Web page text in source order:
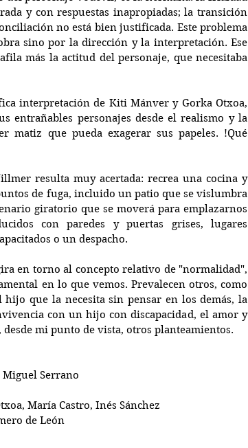
y con respuestas inapropiadas; la transición
no está bien justificada. Este problema
sino por la dirección y la interpretación. Ese
más la actitud del personaje, que necesitaba
interpretación de Kiti Mánver y Gorka Otxoa,
entrañables personajes desde el realismo y la
matiz que pueda exagerar sus papeles. !Qué
resulta muy acertada: recrea una cocina y
de fuga, incluido un patio que se vislumbra
giratorio que se moverá para emplazarnos
con paredes y puertas grises, lugares
o un despacho.
en torno al concepto relativo de "normalidad",
en lo que vemos. Prevalecen otros, como
que la necesita sin pensar en los demás, la
con un hijo con discapacidad, el amor y
mi punto de vista, otros planteamientos.
Miguel Serrano
María Castro, Inés Sánchez
de León